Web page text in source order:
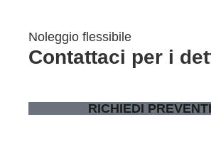
Noleggio flessibile
Contattaci per i
RICHIEDI